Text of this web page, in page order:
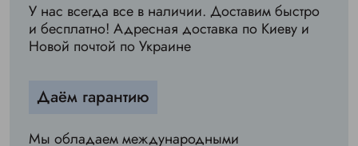
У нас всегда все в наличии. Доставим быстро
и бесплатно! Адресная доставка по Киеву и
Новой почтой по Украине
Даём гарантию
Мы обладаем международными